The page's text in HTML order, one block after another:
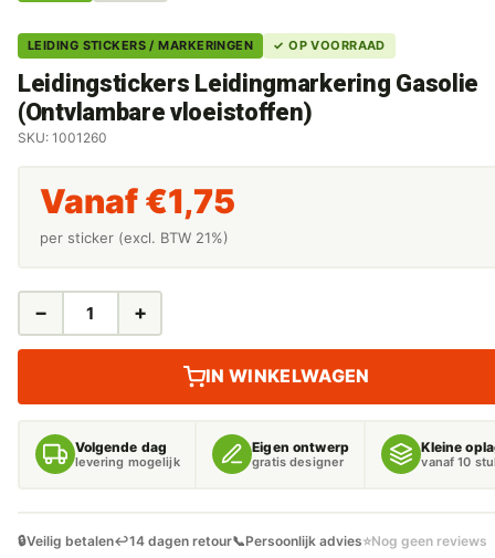
LEIDING STICKERS / MARKERINGEN ✓ OP VOORRAAD
Leidingstickers Leidingmarkering Gasolie
(Ontvlambare vloeistoffen)
SKU: 1001260
Vanaf €1,75
per sticker (excl. BTW 21%)
LEIDINGSTICKERS
AANTAL
− +
IN WINKELWAGEN
Volgende dag
levering mogelijk
Eigen ontwerp
gratis designer
Kleine
vanaf 10
🔒Veilig betalen↩️14 dagen retour📞Persoonlijk advies⭐Nog geen reviews